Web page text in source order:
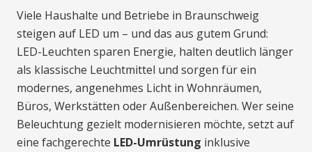
Viele Haushalte und Betriebe in Braunschweig
steigen auf LED um – und das aus gutem Grund:
LED-Leuchten sparen Energie, halten deutlich länger
als klassische Leuchtmittel und sorgen für ein
modernes, angenehmes Licht in Wohnräumen,
Büros, Werkstätten oder Außenbereichen. Wer seine
Beleuchtung gezielt modernisieren möchte, setzt auf
eine fachgerechte LED-Umrüstung inklusive